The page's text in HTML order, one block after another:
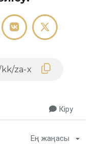
Кіру
Ең жаңасы